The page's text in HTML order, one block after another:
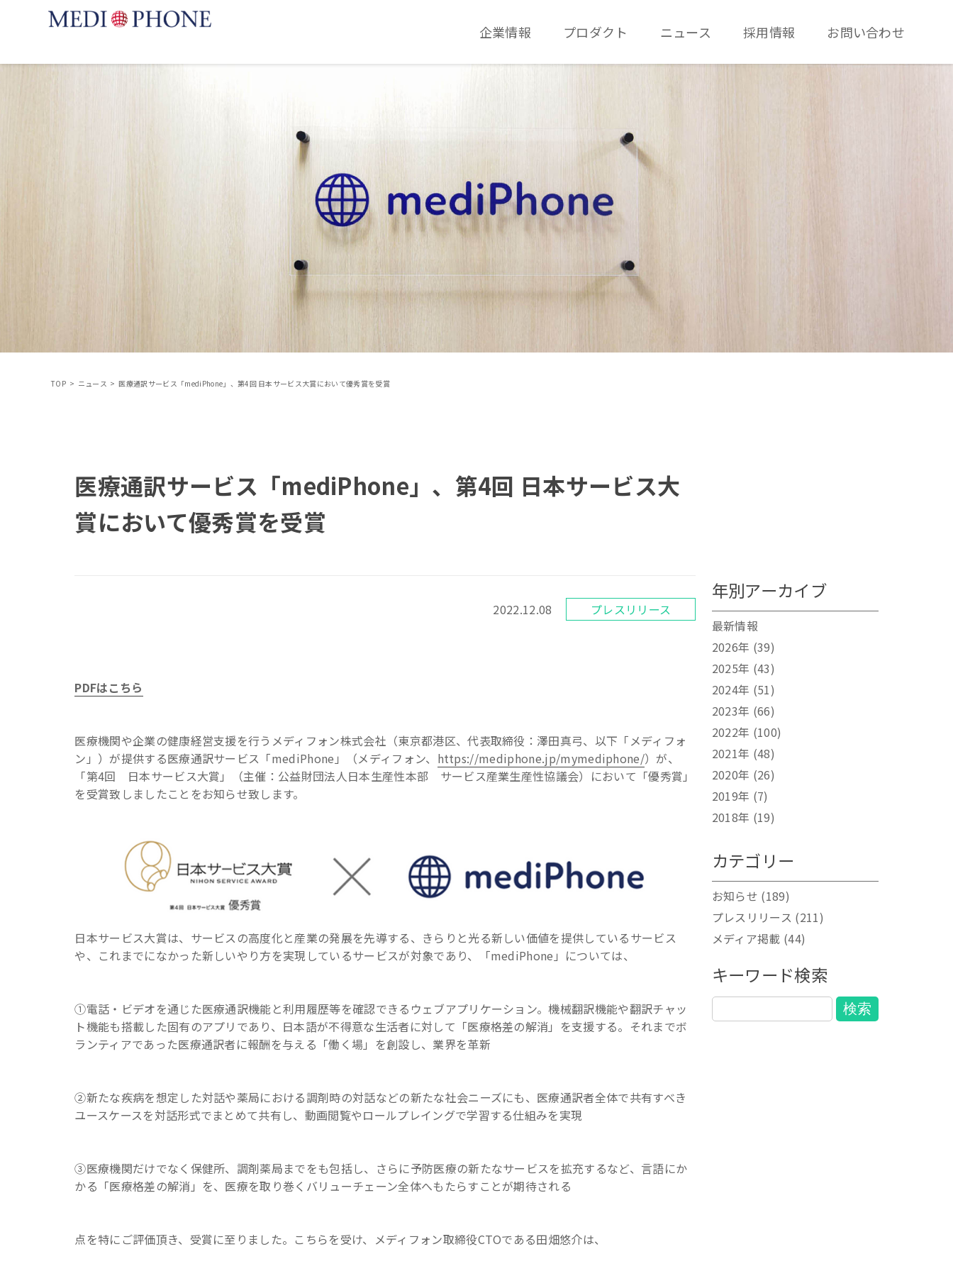
企業情報 プロダクト ニュース 採用情報 お問い合わせ
TOP> ニュース >医療通訳サービス「mediPhone」、第4回 日本サービス大賞において優秀賞を受賞
医療通訳サービス「mediPhone」、第4回 日本サービス大
賞において優秀賞を受賞
2022.12.08 プレスリリース
PDFはこちら
医療機関や企業の健康経営支援を行うメディフォン株式会社（東京都港区、代表取締役：澤田真弓、以下「メディフォ
ン」）が提供する医療通訳サービス「mediPhone」（メディフォン、 https://mediphone.jp/mymediphone/）が、
「第4回 日本サービス大賞」（主催：公益財団法人日本生産性本部 サービス産業生産性協議会）において「優秀賞」
を受賞致しましたことをお知らせ致します。
日本サービス大賞は、サービスの高度化と産業の発展を先導する、きらりと光る新しい価値を提供しているサービス
や、これまでになかった新しいやり方を実現しているサービスが対象であり、「mediPhone」については、
①電話・ビデオを通じた医療通訳機能と利用履歴等を確認できるウェブアプリケーション。機械翻訳機能や翻訳チャッ
ト機能も搭載した固有のアプリであり、日本語が不得意な生活者に対して「医療格差の解消」を支援する。それまでボ
ランティアであった医療通訳者に報酬を与える「働く場」を創設し、業界を革新
②新たな疾病を想定した対話や薬局における調剤時の対話などの新たな社会ニーズにも、医療通訳者全体で共有すべき
ユースケースを対話形式でまとめて共有し、動画閲覧やロールプレイングで学習する仕組みを実現
③医療機関だけでなく保健所、調剤薬局までをも包括し、さらに予防医療の新たなサービスを拡充するなど、言語にか
かる「医療格差の解消」を、医療を取り巻くバリューチェーン全体へもたらすことが期待される
点を特にご評価頂き、受賞に至りました。こちらを受け、メディフォン取締役CTOである田畑悠介は、
年別アーカイブ
最新情報
2026年 (39)
2025年 (43)
2024年 (51)
2023年 (66)
2022年 (100)
2021年 (48)
2020年 (26)
2019年 (7)
2018年 (19)
カテゴリー
お知らせ (189)
プレスリリース (211)
メディア掲載 (44)
キーワード検索